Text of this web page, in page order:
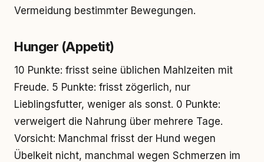
Vermeidung bestimmter Bewegungen.
Hunger (Appetit)
10 Punkte: frisst seine üblichen Mahlzeiten mit
Freude. 5 Punkte: frisst zögerlich, nur
Lieblingsfutter, weniger als sonst. 0 Punkte:
verweigert die Nahrung über mehrere Tage.
Vorsicht: Manchmal frisst der Hund wegen
Übelkeit nicht, manchmal wegen Schmerzen im